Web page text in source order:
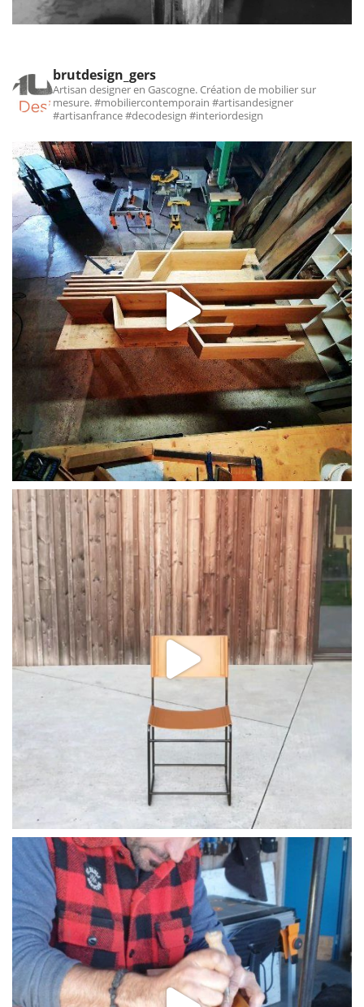
brutdesign_gers
Artisan designer en Gascogne. Création de mobilier sur
mesure.#mobiliercontemporain #artisandesigner
#artisanfrance #decodesign #interiordesign